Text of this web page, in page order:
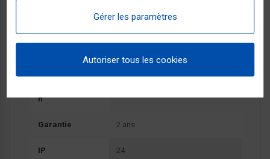
Caractéristiques
Dimension 54.5*95*15.5cm
7.1 kg
N
Garantie 2 ans
IP 24
Gérer les paramètres
Autoriser tous les cookies